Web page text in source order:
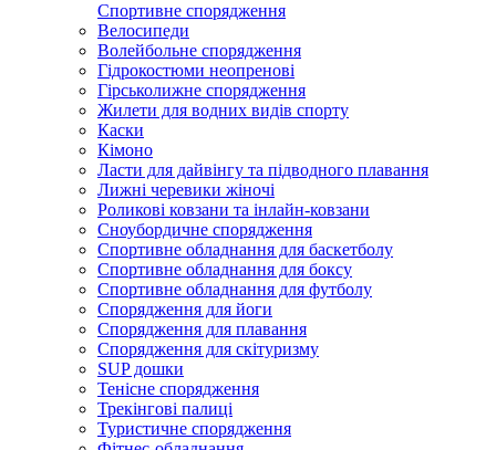
Спортивне спорядження
Велосипеди
Волейбольне спорядження
Гідрокостюми неопренові
Гірськолижне спорядження
Жилети для водних видів спорту
Каски
Кімоно
Ласти для дайвінгу та підводного плавання
Лижні черевики жіночі
Роликові ковзани та інлайн-ковзани
Сноубордичне спорядження
Спортивне обладнання для баскетболу
Спортивне обладнання для боксу
Спортивне обладнання для футболу
Спорядження для йоги
Спорядження для плавання
Спорядження для скітуризму
SUP дошки
Тенісне спорядження
Трекінгові палиці
Туристичне спорядження